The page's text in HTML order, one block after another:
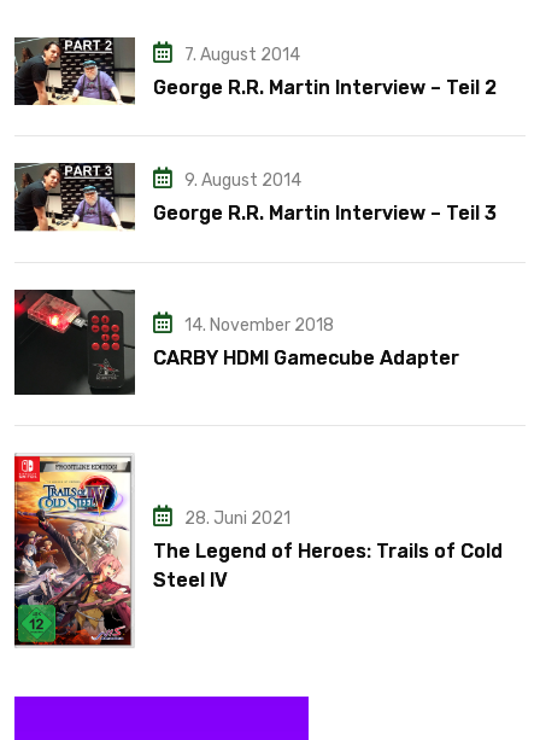
7. August 2014
George R.R. Martin Interview – Teil 2
9. August 2014
George R.R. Martin Interview – Teil 3
14. November 2018
CARBY HDMI Gamecube Adapter
28. Juni 2021
The Legend of Heroes: Trails of Cold
Steel IV